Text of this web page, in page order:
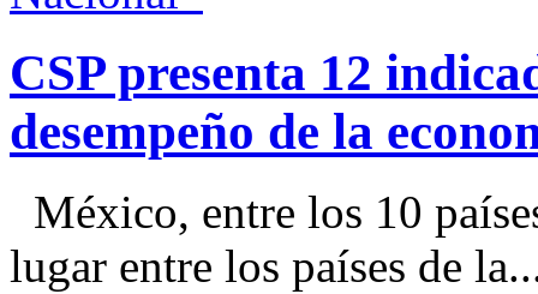
CSP presenta 12
desempeño de la
México, entre los 10
lugar entre los países de